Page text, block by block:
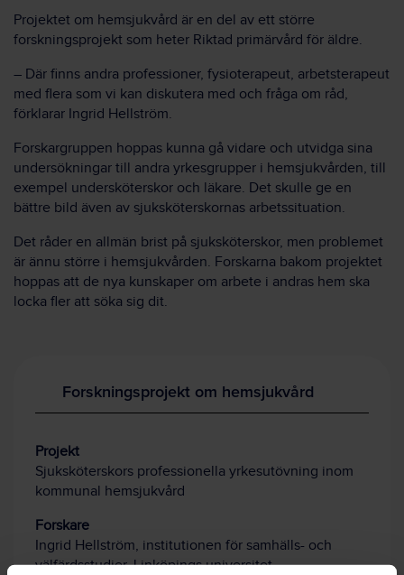
Projektet om hemsjukvård är en del av ett större
forskningsprojekt som heter Riktad primärvård för äldre.
– Där finns andra professioner, fysioterapeut, arbetsterapeut
med flera som vi kan diskutera med och fråga om råd,
förklarar Ingrid Hellström.
Forskargruppen hoppas kunna gå vidare och utvidga sina
undersökningar till andra yrkesgrupper i hemsjukvården, till
exempel undersköterskor och läkare. Det skulle ge en
bättre bild även av sjuksköterskornas arbetssituation.
Det råder en allmän brist på sjuksköterskor, men problemet
är ännu större i hemsjukvården. Forskarna bakom projektet
hoppas att de nya kunskaper om arbete i andras hem ska
locka fler att söka sig dit.
Forskningsprojekt om hemsjukvård
Projekt
Sjuksköterskors professionella yrkesutövning inom
kommunal hemsjukvård
Forskare
Ingrid Hellström, institutionen för samhälls- och
välfärdsstudier, Linköpings universitet.